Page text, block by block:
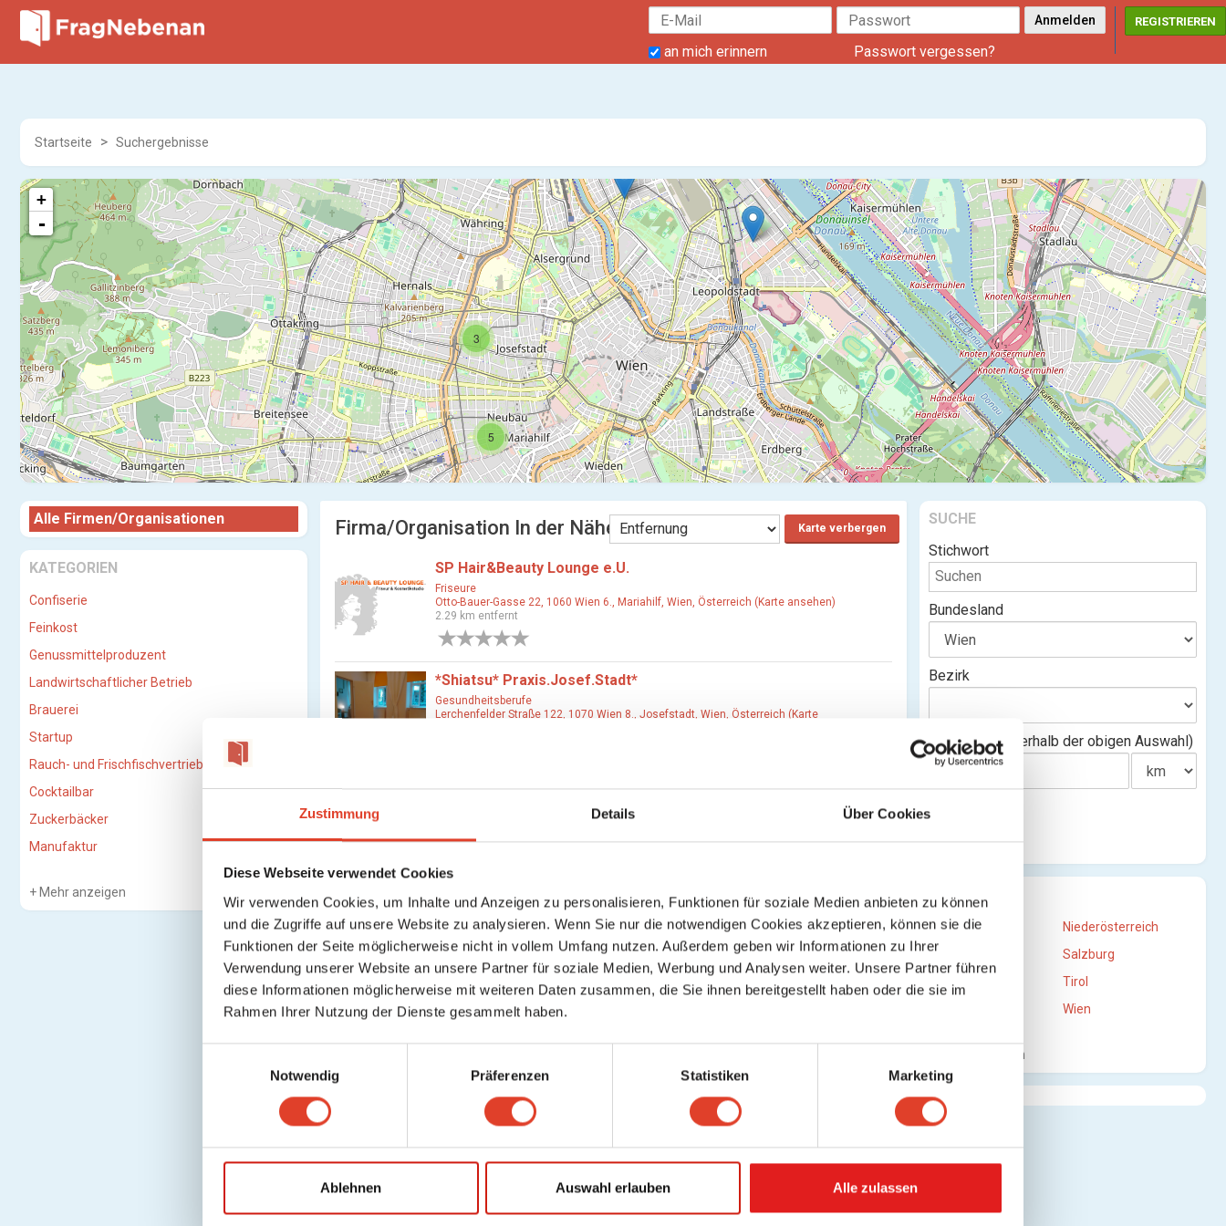
Zustimmung Details Über Cookies
Diese Webseite verwendet Cookies
Wir verwenden Cookies, um Inhalte und Anzeigen zu personalisieren, Funktionen für soziale Medien anbieten zu können
und die Zugriffe auf unsere Website zu analysieren. Wenn Sie nur die notwendigen Cookies akzeptieren, können sie die
Funktionen der Seite möglicherweise nicht in vollem Umfang nutzen. Außerdem geben wir Informationen zu Ihrer
Verwendung unserer Website an unsere Partner für soziale Medien, Werbung und Analysen weiter. Unsere Partner führen
diese Informationen möglicherweise mit weiteren Daten zusammen, die Sie ihnen bereitgestellt haben oder die sie im
Rahmen Ihrer Nutzung der Dienste gesammelt haben.
Notwendig Präferenzen Statistiken Marketing
Ablehnen Auswahl erlauben Alle zulassen
an mich erinnern Passwort vergessen?
REGISTRIEREN
Startseite Suchergebnisse
3
5
+
-
Alle Firmen/Organisationen
KATEGORIEN
Confiserie
Feinkost
Genussmittelproduzent
Landwirtschaftlicher Betrieb
Brauerei
Startup
Rauch- und Frischfischvertriebs-GmbH
Cocktailbar
Zuckerbäcker
Manufaktur
Mehr anzeigen
SUCHE
Stichwort
Bundesland
Bezirk
Entfernung(innerhalb der obigen Auswahl)
STANDORTE
Burgenland
Niederösterreich
Oberösterreich
Salzburg
Steiermark
Tirol
Wien
Mehr anzeigen
Firma/Organisation In der Nähe Wien Karte verbergen
SP Hair&Beauty Lounge e.U.
Friseure
Otto-Bauer-Gasse 22, 1060 Wien 6., Mariahilf, Wien, Österreich (Karte ansehen)
2.29 km entfernt
*Shiatsu* Praxis.Josef.Stadt*
Gesundheitsberufe
Lerchenfelder Straße 122, 1070 Wien 8., Josefstadt, Wien, Österreich (Karte
IG Fahrrad – Westbahnstrasse
Westbahnstraße 28, 1070 Wien 7., Neubau, Wien, Österreich (Karte ansehen)
Spielraum
Papier- & Spielwarenhandel
Otto-Bauer-Gasse 17, 1060 Wien 6., Mariahilf, Wien, Österreich (Karte ansehen)
2.31 km entfernt
0 Bewertungen
2.32 km entfernt
0 Bewertungen
Bäckerei Schwarz
Bäckerei
0 Bewertungen